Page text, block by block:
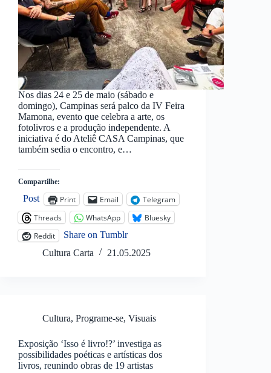
Nos dias 24 e 25 de maio (sábado e
domingo), Campinas será palco da IV Feira
Mamona, evento que celebra a arte, os
fotolivros e a produção independente. A
iniciativa é do Ateliê CASA Campinas, que
também sedia o encontro, e…
Compartilhe:
Post Print Email
Telegram
Threads
WhatsApp
Bluesky
Reddit
Share on Tumblr
Cultura Carta
21.05.2025
Cultura, Programe-se, Visuais
Exposição ‘Isso é livro!?’ investiga as
possibilidades poéticas e artísticas dos
livros, reunindo obras de 19 artistas